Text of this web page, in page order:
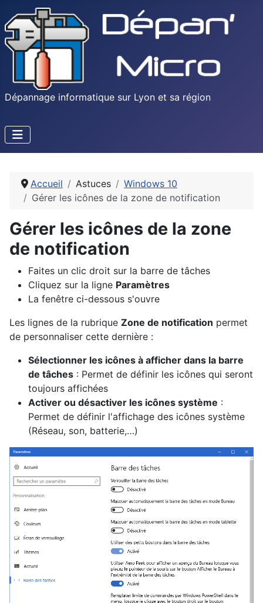
Dépannage informatique sur Lyon et sa région
Accueil Astuces
Windows 10
Gérer les icônes de la zone de notification
Gérer les icônes de la zone
de notification
Faites un clic droit sur la barre de tâches
Cliquez sur la ligne Paramètres
La fenêtre ci-dessous s'ouvre
Les lignes de la rubrique Zone de notification permet
de personnaliser cette dernière :
Sélectionner les icônes à afficher dans la barre
de tâches : Permet de définir les icônes qui seront
toujours affichées
Activer ou désactiver les icônes système :
Permet de définir l'affichage des icônes système
(Réseau, son, batterie,…)